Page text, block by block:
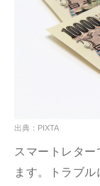
出典：PIXTA
スマートレター
ます。トラブ